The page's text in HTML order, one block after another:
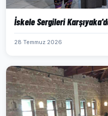
İskele Sergileri
28 Temmuz 2026